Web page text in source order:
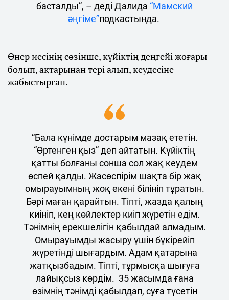
басталды”, – деді Далида “Мамский
әңгіме”подкастында.
Өнер иесінің сөзінше, күйіктің деңгейі жоғары
болып, ақтарынан тері алып, кеудесіне
жабыстырған.
“Бала күнімде достарым мазақ ететін.
“Өртенген қыз” деп айтатын. Күйіктің
қатты болғаны сонша сол жақ кеудем
өспей қалды. Жасөспірім шақта бір жақ
омырауымның жоқ екені білініп тұратын.
Бәрі маған қарайтын. Тіпті, жазда қалың
киініп, кең көйлектер киіп жүретін едім.
Тәнімнің ерекшелігін қабылдай алмадым.
Омырауымды жасыру үшін бүкірейіп
жүретінді шығардым. Адам қатарына
жатқызбадым. Тіпті, тұрмысқа шығуға
лайықсыз көрдім. 35 жасымда ғана
өзімнің тәнімді қабылдап, суға түсетін